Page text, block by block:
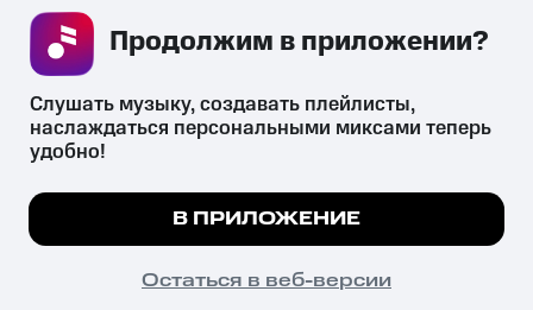
СКАЧАТЬ ПРИЛОЖЕНИЕ
психотропных веществ, их аналогов причиняет вред здоровью,
их незаконный оборот запрещён и влечёт установленную
законодательством ответственность.
© 2026 ООО «КИОН».
Все права защищены
Мы используем куки, чтобы на сайте все
Подробнее
ПОНЯТНО
Слушать музыку, создавать плейлисты,
наслаждаться персональными миксами теперь
удобно!
В ПРИЛОЖЕНИЕ
Остаться в веб-версии